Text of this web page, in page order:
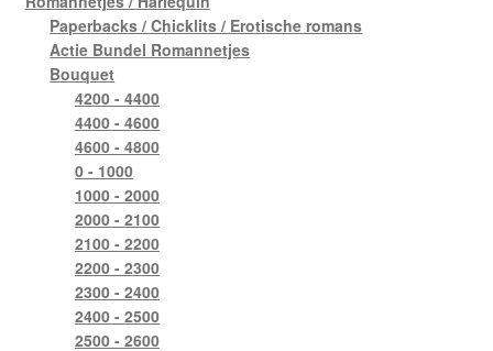
Paperbacks / Chicklits / Erotische romans
Actie Bundel Romannetjes
Bouquet
4200 - 4400
4400 - 4600
4600 - 4800
0 - 1000
1000 - 2000
2000 - 2100
2100 - 2200
2200 - 2300
2300 - 2400
2400 - 2500
2500 - 2600